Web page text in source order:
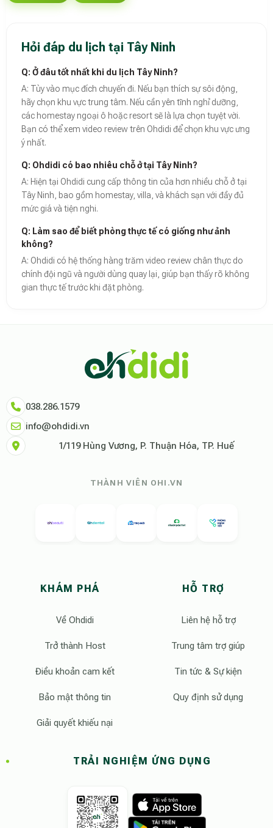
Hỏi đáp du lịch tại Tây Ninh
Q: Ở đâu tốt nhất khi du lịch Tây Ninh?
A: Tùy vào mục đích chuyến đi. Nếu bạn thích sự sôi động,
hãy chọn khu vực trung tâm. Nếu cần yên tĩnh nghỉ dưỡng,
các homestay ngoại ô hoặc resort sẽ là lựa chọn tuyệt vời.
Bạn có thể xem video review trên Ohdidi để chọn khu vực ưng
ý nhất.
Q: Ohdidi có bao nhiêu chỗ ở tại Tây Ninh?
A: Hiện tại Ohdidi cung cấp thông tin của hơn nhiều chỗ ở tại
Tây Ninh, bao gồm homestay, villa, và khách sạn với đầy đủ
mức giá và tiện nghi.
Q: Làm sao để biết phòng thực tế có giống như ảnh
không?
A: Ohdidi có hệ thống hàng trăm video review chân thực do
chính đội ngũ và người dùng quay lại, giúp bạn thấy rõ không
gian thực tế trước khi đặt phòng.
Ohdidi Facebook Official,
038.286.1579
info@ohdidi.vn
1/119 Hùng Vương, P. Thuận Hóa, TP. Huế
THÀNH VIÊN OHI.VN
KHÁM PHÁ
Về Ohdidi
Trở thành Host
Điều khoản cam kết
Bảo mật thông tin
Giải quyết khiếu nại
HỖ TRỢ
Liên hệ hỗ trợ
Trung tâm trợ giúp
Tin tức & Sự kiện
Quy định sử dụng
TRẢI NGHIỆM ỨNG DỤNG